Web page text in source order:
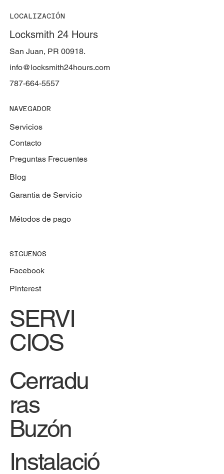
LOCALIZACIÓN
Locksmith 24 Hours
San Juan, PR 00918.
787-664-5557
info@locksmith24hours.com
NAVEGADOR
Servicios
Contacto
Preguntas Frecuentes
Blog
Garantia de Servicio
Métodos de pago
SIGUENOS
Facebook
Pinterest
SERVI
CIOS
Cerradu
ras
Buzón
Instalació